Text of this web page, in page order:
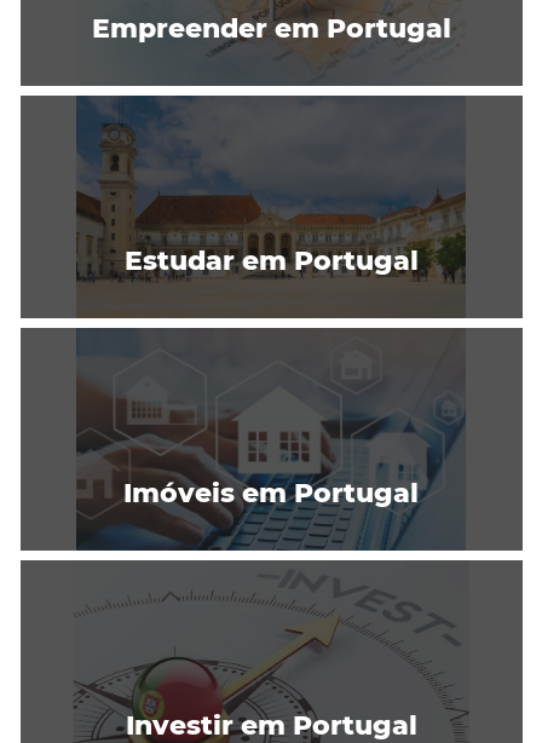
Empreender em Portugal
Estudar em Portugal
Imóveis em Portugal
Investir em Portugal